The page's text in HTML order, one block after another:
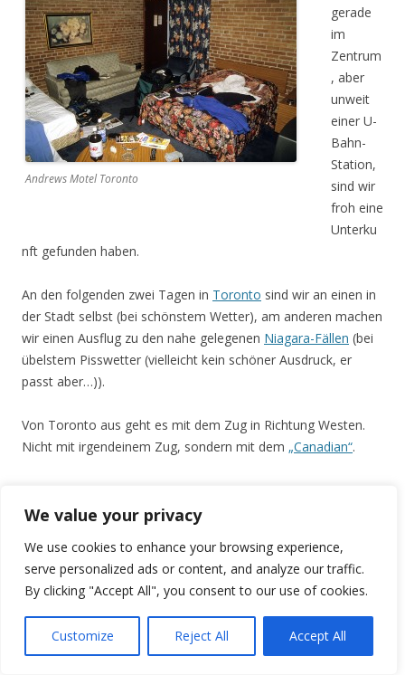
We value your privacy
We use cookies to enhance your browsing experience,
serve personalized ads or content, and analyze our traffic.
By clicking "Accept All", you consent to our use of cookies.
Customize Reject All Accept All
Andrews Motel Toronto
gerade
im
Zentrum
, aber
unweit
einer U-
Bahn-
Station,
sind wir
froh eine
Unterku
nft gefunden haben.
An den folgenden zwei Tagen in Toronto sind wir an einen in
der Stadt selbst (bei schönstem Wetter), am anderen machen
wir einen Ausflug zu den nahe gelegenen Niagara-Fällen (bei
übelstem Pisswetter (vielleicht kein schöner Ausdruck, er
passt aber…)).
Von Toronto aus geht es mit dem Zug in Richtung Westen.
Nicht mit irgendeinem Zug, sondern mit dem „Canadian“.
fahren
europäis
chen
Sinne
kennen